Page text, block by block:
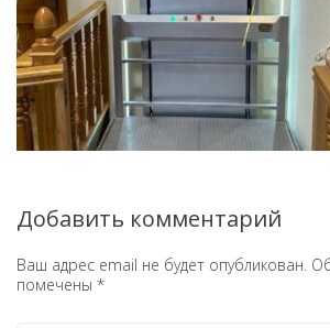
Добавить комментарий
Ваш адрес email не будет опубликован.
помечены *